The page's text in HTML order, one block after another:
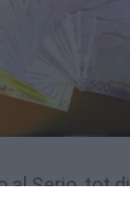
al Serio, tot